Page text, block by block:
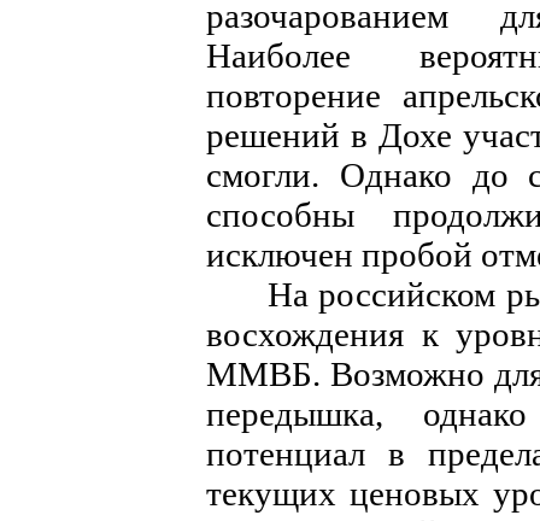
разочарованием
Наиболее
повторение
решений в Дохе
смогли. Однако до
способны
исключен пробой
На российском
восхождения к
ММВБ. Возможно для
передышка,
потенциал в
текущих ценовых